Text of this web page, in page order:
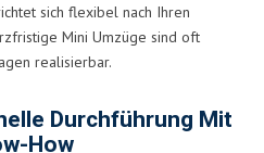
sich flexibel nach Ihren
Mini Umzüge sind oft
realisierbar.
Durchführung Mit
How